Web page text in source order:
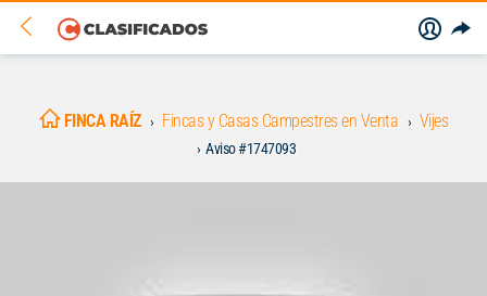
FINCA RAÍZ Fincas y Casas Campestres en Venta Vijes
Aviso #1747093